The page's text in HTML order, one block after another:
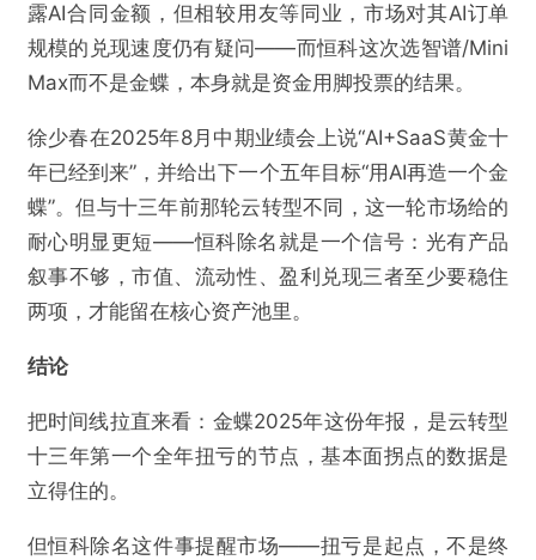
露AI合同金额，但相较用友等同业，市场对其AI订单
规模的兑现速度仍有疑问——而恒科这次选智谱/Mini
Max而不是金蝶，本身就是资金用脚投票的结果。
徐少春在2025年8月中期业绩会上说“AI+SaaS黄金十
年已经到来”，并给出下一个五年目标“用AI再造一个金
蝶”。但与十三年前那轮云转型不同，这一轮市场给的
耐心明显更短——恒科除名就是一个信号：光有产品
叙事不够，市值、流动性、盈利兑现三者至少要稳住
两项，才能留在核心资产池里。
结论
把时间线拉直来看：金蝶2025年这份年报，是云转型
十三年第一个全年扭亏的节点，基本面拐点的数据是
立得住的。
但恒科除名这件事提醒市场——扭亏是起点，不是终